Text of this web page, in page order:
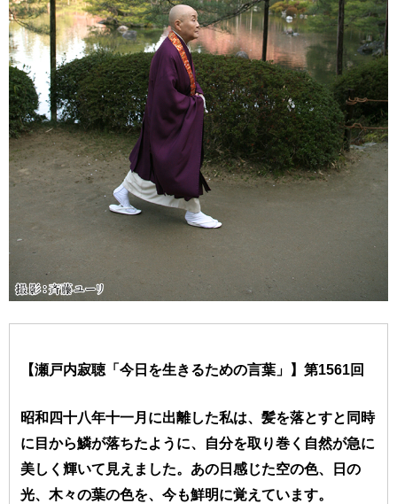
【瀬戸内寂聴「今日を生きるための言葉」】第1561回
昭和四十八年十一月に出離した私は、髪を落とすと同時
に目から鱗が落ちたように、自分を取り巻く自然が急に
美しく輝いて見えました。あの日感じた空の色、日の
光、木々の葉の色を、今も鮮明に覚えています。